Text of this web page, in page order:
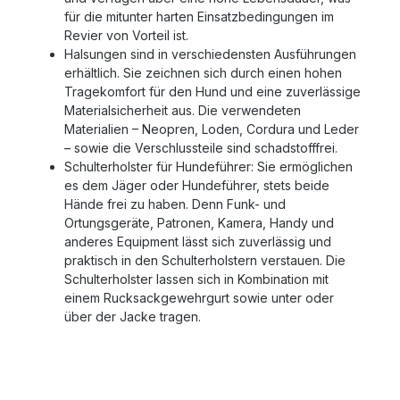
für die mitunter harten Einsatzbedingungen im
Revier von Vorteil ist.
Halsungen sind in verschiedensten Ausführungen
erhältlich. Sie zeichnen sich durch einen hohen
Tragekomfort für den Hund und eine zuverlässige
Materialsicherheit aus. Die verwendeten
Materialien – Neopren, Loden, Cordura und Leder
– sowie die Verschlussteile sind schadstofffrei.
Schulterholster für Hundeführer: Sie ermöglichen
es dem Jäger oder Hundeführer, stets beide
Hände frei zu haben. Denn Funk- und
Ortungsgeräte, Patronen, Kamera, Handy und
anderes Equipment lässt sich zuverlässig und
praktisch in den Schulterholstern verstauen. Die
Schulterholster lassen sich in Kombination mit
einem Rucksackgewehrgurt sowie unter oder
über der Jacke tragen.